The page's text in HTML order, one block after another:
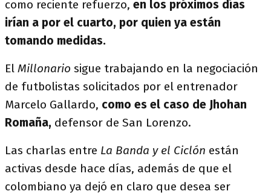
como reciente refuerzo, en los próximos días
irían a por el cuarto, por quien ya están
tomando medidas.
El Millonario sigue trabajando en la negociación
de futbolistas solicitados por el entrenador
Marcelo Gallardo, como es el caso de Jhohan
Romaña, defensor de San Lorenzo.
Las charlas entre La Banda y el Ciclón están
activas desde hace días, además de que el
colombiano ya dejó en claro que desea ser